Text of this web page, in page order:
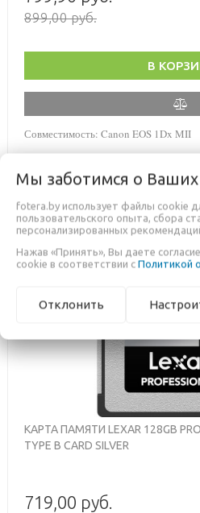
899,00 руб.
В
Совместимость: Canon EOS 1Dx MII
Previous
КАРТА ПАМЯТИ LEXAR 128GB
TYPE B CARD SILVER
719,00 руб.
Мы заботимся о Ваших
fotera.by использует файлы cookie
пользовательского опыта, сбора
персонализированных
Нажав «Принять», Вы даете
cookie в соответствии с Политикой
Отклонить